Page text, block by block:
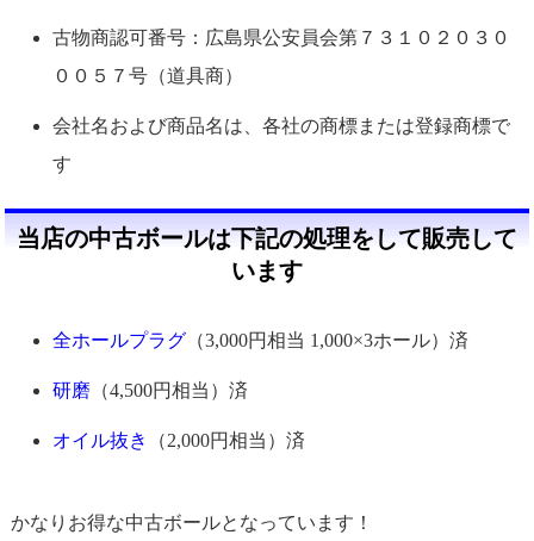
古物商認可番号：広島県公安員会第７３１０２０３０
００５７号（道具商）
会社名および商品名は、各社の商標または登録商標で
す
当店の中古ボールは下記の処理をして販売して
います
全ホールプラグ （3,000円相当 1,000×3ホール）済
研磨 （4,500円相当）済
オイル抜き （2,000円相当）済
かなりお得な中古ボールとなっています！